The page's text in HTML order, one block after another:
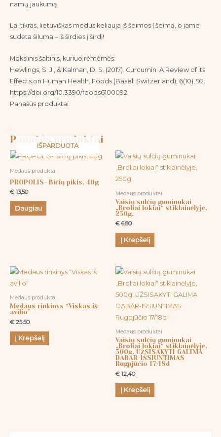
namų jaukumą.
Lai tikras, lietuviškas medus keliauja iš šeimos į šeimą, o jame
sudėta šiluma – iš širdies į širdį!
Mokslinis šaltinis, kuriuo rėmėmės:
Hewlings, S. J., & Kalman, D. S. (2017). Curcumin: A Review of Its
Effects on Human Health. Foods (Basel, Switzerland), 6(10), 92.
https://doi.org/10.3390/foods6100092
Panašūs produktai
Panašūs produktai
IŠPARDUOTA
Medaus produktai
PROPOLIS- Bičių pikis, 40g
€ 13,50
Daugiau
Medaus produktai
Vaisių sulčių guminukai
„Broliai lokiai“ stiklainėlyje,
250g.
€ 6,80
Į Krepšelį
Medaus produktai
Medaus rinkinys “Viskas iš
avilio”
€ 25,50
Į Krepšelį
Medaus produktai
Vaisių sulčių guminukai
„Broliai lokiai“ stiklainėlyje,
500g. UŽSISAKYTI GALIMA
DABAR-IŠSIUNTIMAS
Rugpjūčio 17/18d
€ 12,40
Į Krepšelį